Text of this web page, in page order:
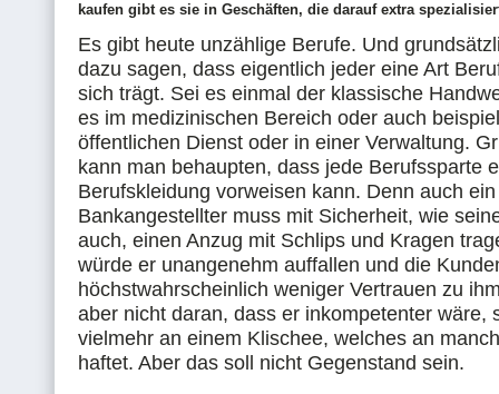
kaufen gibt es sie in Geschäften, die darauf extra
Es gibt heute unzählige Berufe. Und
dazu sagen, dass eigentlich jeder eine Art
sich trägt. Sei es einmal der klassische
es im medizinischen Bereich oder auch
öffentlichen Dienst oder in einer Verwaltung.
kann man behaupten, dass jede Berufssparte
Berufskleidung vorweisen kann. Denn auch ein
Bankangestellter muss mit Sicherheit, wie
auch, einen Anzug mit Schlips und Kragen
würde er unangenehm auffallen und die
höchstwahrscheinlich weniger Vertrauen zu
aber nicht daran, dass er inkompetenter wäre,
vielmehr an einem Klischee, welches an
haftet. Aber das soll nicht Gegenstand sein.